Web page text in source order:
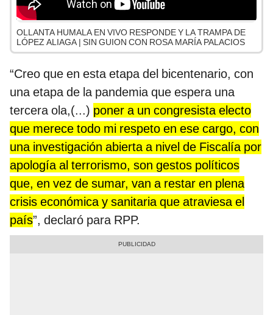
OLLANTA HUMALA EN VIVO RESPONDE Y LA TRAMPA DE
LÓPEZ ALIAGA | SIN GUION CON ROSA MARÍA PALACIOS
“Creo que en esta etapa del bicentenario, con
una etapa de la pandemia que espera una
tercera ola,(...) poner a un congresista electo
que merece todo mi respeto en ese cargo, con
una investigación abierta a nivel de Fiscalía por
apología al terrorismo, son gestos políticos
que, en vez de sumar, van a restar en plena
crisis económica y sanitaria que atraviesa el
país”, declaró para RPP.